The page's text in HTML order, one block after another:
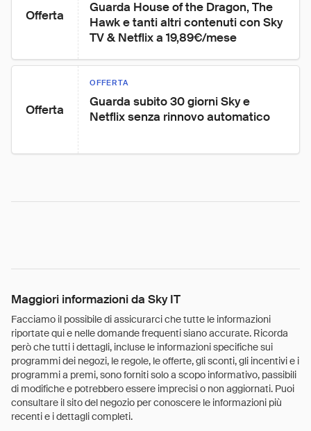
Offerta
Guarda House of the Dragon, The
Hawk e tanti altri contenuti con Sky
TV & Netflix a 19,89€/mese
Offerta
OFFERTA
Guarda subito 30 giorni Sky e
Netflix senza rinnovo automatico
Maggiori informazioni da Sky IT
Facciamo il possibile di assicurarci che tutte le informazioni
riportate qui e nelle domande frequenti siano accurate. Ricorda
però che tutti i dettagli, incluse le informazioni specifiche sui
programmi dei negozi, le regole, le offerte, gli sconti, gli incentivi e i
programmi a premi, sono forniti solo a scopo informativo, passibili
di modifiche e potrebbero essere imprecisi o non aggiornati. Puoi
consultare il sito del negozio per conoscere le informazioni più
recenti e i dettagli completi.